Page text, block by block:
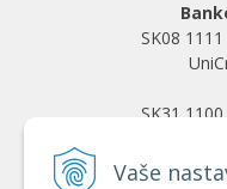
Vaše
SK08
SK31